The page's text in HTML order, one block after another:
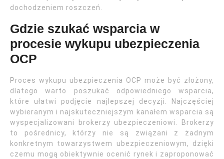
dochodzeniem roszczeń.
Gdzie szukać wsparcia w
procesie wykupu ubezpieczenia
OCP
Proces wykupu ubezpieczenia OCP może być złożony,
dlatego warto poszukać odpowiedniego wsparcia,
które ułatwi podjęcie najlepszej decyzji. Najczęściej
wybieranym i najskuteczniejszym kanałem wsparcia są
wyspecjalizowani brokerzy ubezpieczeniowi. Brokerzy
to pośrednicy, którzy nie są związani z żadnym
konkretnym towarzystwem ubezpieczeniowym, dzięki
czemu mogą obiektywnie ocenić rynek i zaproponować